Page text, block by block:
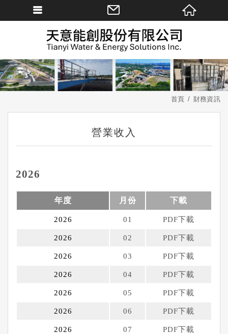
首頁 財務資訊
營業收入
2026
年度 月份 下載
2026 01 PDF下載
2026 02 PDF下載
2026 03 PDF下載
2026 04 PDF下載
2026 05 PDF下載
2026 06 PDF下載
2026 07 PDF下載